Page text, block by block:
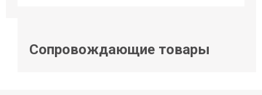
Сопровождающие товары